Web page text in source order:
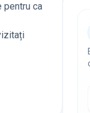
pentru ca